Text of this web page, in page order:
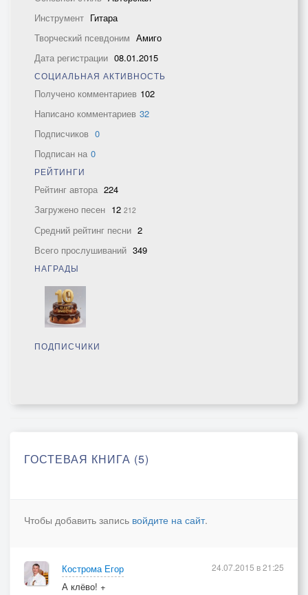
Инструмент Гитара
Творческий псевдоним Амиго
Дата регистрации 08.01.2015
СОЦИАЛЬНАЯ АКТИВНОСТЬ
Получено комментариев 102
Написано комментариев 32
Подписчиков 0
Подписан на 0
РЕЙТИНГИ
Рейтинг автора 224
Загружено песен 12 212
Средний рейтинг песни 2
Всего прослушиваний 349
НАГРАДЫ
ПОДПИСЧИКИ
ГОСТЕВАЯ КНИГА (5)
Чтобы добавить запись войдите на сайт.
Кострома Егор
А клёво! +
24.07.2015 в 21:25